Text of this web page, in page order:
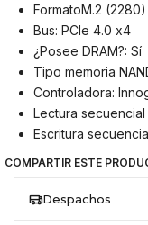
FormatoM.2 (2280)
Bus: PCIe 4.0 x4
¿Posee DRAM?: Sí
Tipo memoria
Controladora:
Lectura
Escritura
COMPARTIR ESTE
Despachos